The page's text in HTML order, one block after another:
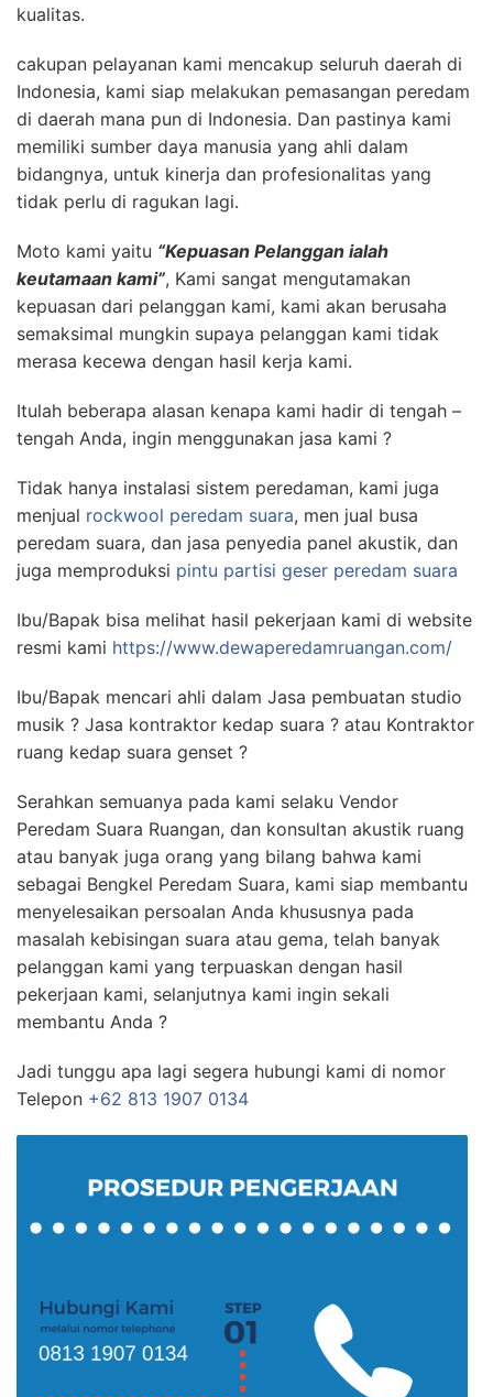
kualitas.
cakupan pelayanan kami mencakup seluruh daerah di
Indonesia, kami siap melakukan pemasangan peredam
di daerah mana pun di Indonesia. Dan pastinya kami
memiliki sumber daya manusia yang ahli dalam
bidangnya, untuk kinerja dan profesionalitas yang
tidak perlu di ragukan lagi.
Moto kami yaitu “Kepuasan Pelanggan ialah
keutamaan kami”, Kami sangat mengutamakan
kepuasan dari pelanggan kami, kami akan berusaha
semaksimal mungkin supaya pelanggan kami tidak
merasa kecewa dengan hasil kerja kami.
Itulah beberapa alasan kenapa kami hadir di tengah –
tengah Anda, ingin menggunakan jasa kami ?
Tidak hanya instalasi sistem peredaman, kami juga
menjual rockwool peredam suara, men jual busa
peredam suara, dan jasa penyedia panel akustik, dan
juga memproduksi pintu partisi geser peredam suara
Ibu/Bapak bisa melihat hasil pekerjaan kami di website
resmi kami https://www.dewaperedamruangan.com/
Ibu/Bapak mencari ahli dalam Jasa pembuatan studio
musik ? Jasa kontraktor kedap suara ? atau Kontraktor
ruang kedap suara genset ?
Serahkan semuanya pada kami selaku Vendor
Peredam Suara Ruangan, dan konsultan akustik ruang
atau banyak juga orang yang bilang bahwa kami
sebagai Bengkel Peredam Suara, kami siap membantu
menyelesaikan persoalan Anda khususnya pada
masalah kebisingan suara atau gema, telah banyak
pelanggan kami yang terpuaskan dengan hasil
pekerjaan kami, selanjutnya kami ingin sekali
membantu Anda ?
Jadi tunggu apa lagi segera hubungi kami di nomor
Telepon +62 813 1907 0134